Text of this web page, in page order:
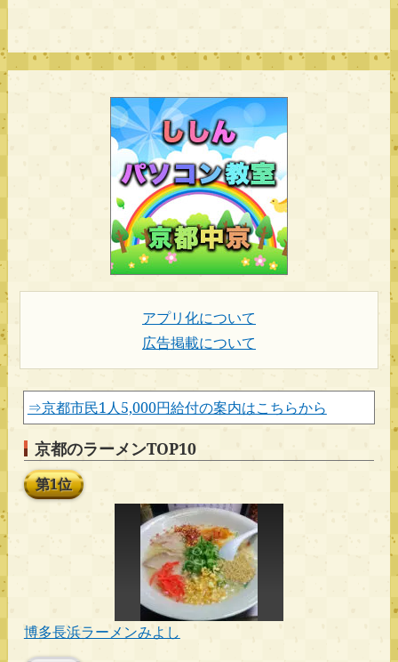
アプリ化について
広告掲載について
⇒京都市民1人5,000円給付の案内はこちらから
京都のラーメンTOP10
第1位
博多長浜ラーメンみよし